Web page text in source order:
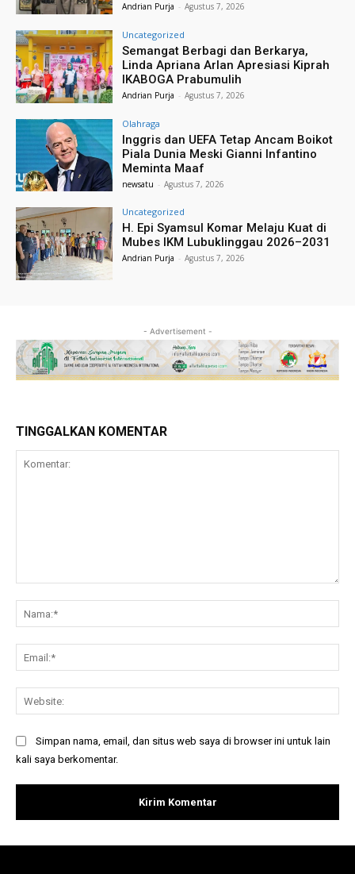
Andrian Purja - Agustus 7, 2026
Uncategorized
Semangat Berbagi dan Berkarya,
Linda Apriana Arlan Apresiasi Kiprah
IKABOGA Prabumulih
Andrian Purja - Agustus 7, 2026
Olahraga
Inggris dan UEFA Tetap Ancam Boikot
Piala Dunia Meski Gianni Infantino
Meminta Maaf
newsatu - Agustus 7, 2026
Uncategorized
H. Epi Syamsul Komar Melaju Kuat di
Mubes IKM Lubuklinggau 2026–2031
Andrian Purja - Agustus 7, 2026
- Advertisement -
TINGGALKAN KOMENTAR
Simpan nama, email, dan situs web saya di browser ini untuk lain
kali saya berkomentar.